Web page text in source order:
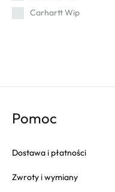
Carhartt Wip
Converse
Crocs
Eastpak
Fila
Pomoc
Dostawa i płatności
Zwroty i wymiany